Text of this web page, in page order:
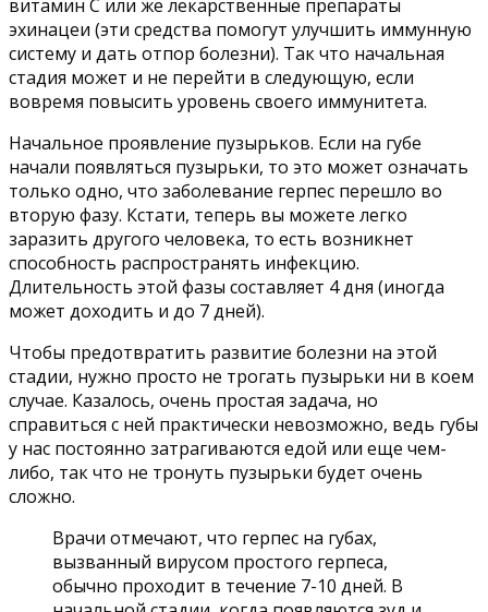
витамин C или же лекарственные препараты
эхинацеи (эти средства помогут улучшить иммунную
систему и дать отпор болезни). Так что начальная
стадия может и не перейти в следующую, если
вовремя повысить уровень своего иммунитета.
Начальное проявление пузырьков. Если на губе
начали появляться пузырьки, то это может означать
только одно, что заболевание герпес перешло во
вторую фазу. Кстати, теперь вы можете легко
заразить другого человека, то есть возникнет
способность распространять инфекцию.
Длительность этой фазы составляет 4 дня (иногда
может доходить и до 7 дней).
Чтобы предотвратить развитие болезни на этой
стадии, нужно просто не трогать пузырьки ни в коем
случае. Казалось, очень простая задача, но
справиться с ней практически невозможно, ведь губы
у нас постоянно затрагиваются едой или еще чем-
либо, так что не тронуть пузырьки будет очень
сложно.
Врачи отмечают, что герпес на губах,
вызванный вирусом простого герпеса,
обычно проходит в течение 7-10 дней. В